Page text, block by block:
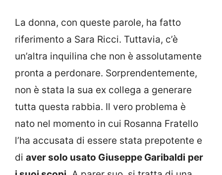
La donna, con queste parole, ha fatto
riferimento a Sara Ricci. Tuttavia, c’è
un’altra inquilina che non è assolutamente
pronta a perdonare. Sorprendentemente,
non è stata la sua ex collega a generare
tutta questa rabbia. Il vero problema è
nato nel momento in cui Rosanna Fratello
l’ha accusata di essere stata prepotente e
di aver solo usato Giuseppe Garibaldi per